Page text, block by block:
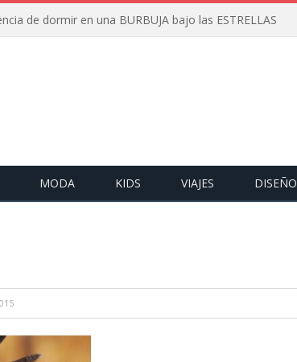
de dormir en una BURBUJA bajo las ESTRELLAS
MODA KIDS VIAJES DISEÑO